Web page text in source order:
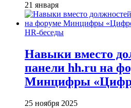
21 января
HR-беседы
Навыки вместо
панели hh.ru на
Минцифры
25 ноября 2025